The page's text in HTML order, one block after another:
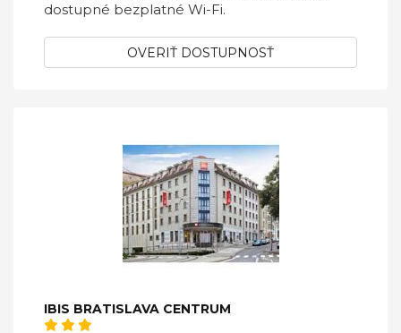
dostupné bezplatné Wi-Fi.
OVERIŤ DOSTUPNOSŤ
IBIS BRATISLAVA CENTRUM